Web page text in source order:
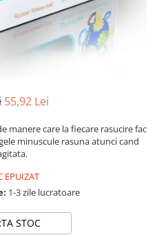
55,92 Lei
manere care la fiecare rasucire fac
minuscule rasuna atunci cand
EPUIZAT
1-3 zile lucratoare
STOC